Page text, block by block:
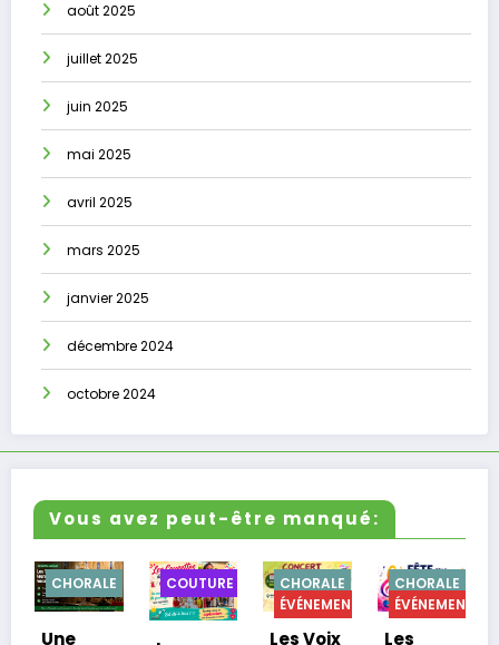
août 2025
juillet 2025
juin 2025
mai 2025
avril 2025
mars 2025
janvier 2025
décembre 2024
octobre 2024
Vous avez peut-être manqué:
COUTURE
CHORALE
ÉVÉNEMENTS
Les Voix
CHORALE
ÉVÉNEMENTS
Les